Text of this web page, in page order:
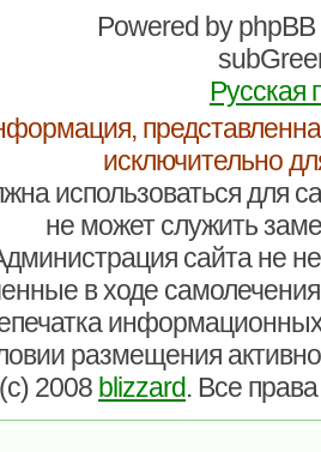
Powered byphpBB
Русская
исключительно
использоваться для
не может служить
сайта не
в ходе
размещения
(c) 2008 blizzard. Все